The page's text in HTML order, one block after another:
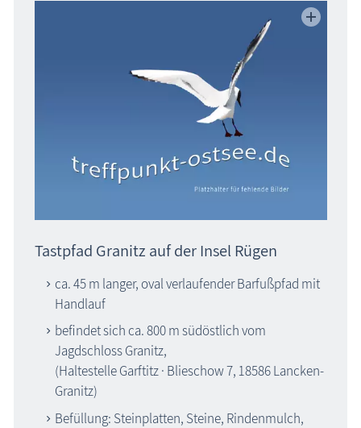
Tastpfad Granitz auf der Insel Rügen
ca. 45 m langer, oval verlaufender Barfußpfad mit
Handlauf
befindet sich ca. 800 m südöstlich vom
Jagdschloss Granitz,
(Haltestelle Garftitz · Blieschow 7, 18586 Lancken-
Granitz)
Befüllung: Steinplatten, Steine, Rindenmulch,